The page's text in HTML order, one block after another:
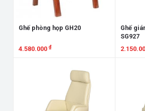
Ghế phòng họp GH20
4.580.000 ₫
Ghế
SG927